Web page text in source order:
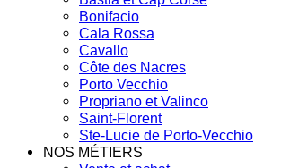
Bonifacio
Cala Rossa
Cavallo
Côte des Nacres
Porto Vecchio
Propriano et Valinco
Saint-Florent
Ste-Lucie de Porto-Vecchio
NOS MÉTIERS